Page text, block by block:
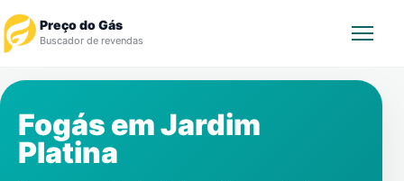
Preço do Gás
Buscador de revendas
Revendedor
Fogás emJardim
Platina